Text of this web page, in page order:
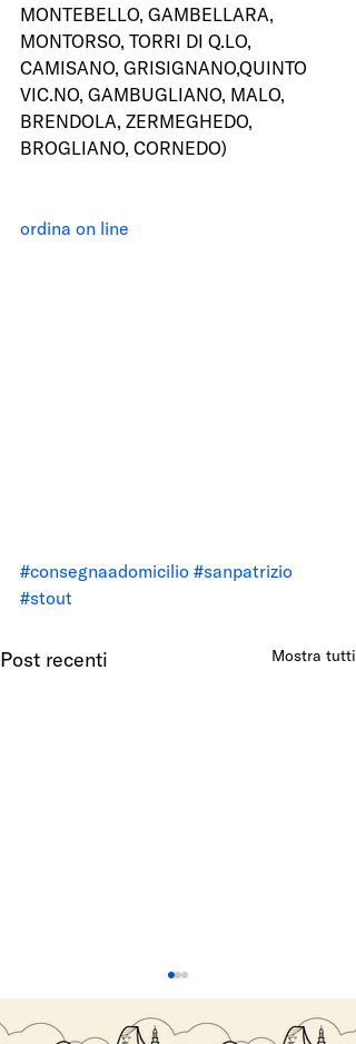
MONTEBELLO, GAMBELLARA,
MONTORSO, TORRI DI Q.LO,
CAMISANO, GRISIGNANO,QUINTO
VIC.NO, GAMBUGLIANO, MALO,
BRENDOLA, ZERMEGHEDO,
BROGLIANO, CORNEDO)
ordina on line
#consegnaadomicilio #sanpatrizio
#stout
Post recenti Mostra tutti